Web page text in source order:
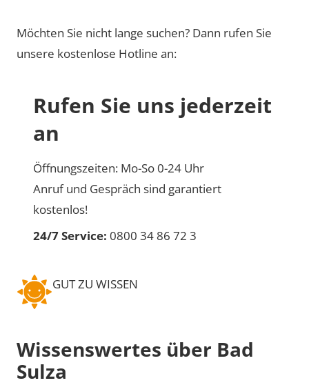
Möchten Sie nicht lange suchen? Dann rufen Sie
unsere kostenlose Hotline an:
Rufen Sie uns jederzeit
an
Öffnungszeiten: Mo-So 0-24 Uhr
Anruf und Gespräch sind garantiert
kostenlos!
24/7 Service: 0800 34 86 72 3
GUT ZU WISSEN
Wissenswertes über Bad
Sulza